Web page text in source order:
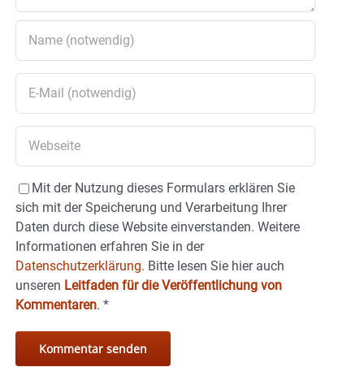
Mit der Nutzung dieses Formulars erklären Sie
sich mit der Speicherung und Verarbeitung Ihrer
Daten durch diese Website einverstanden. Weitere
Informationen erfahren Sie in der
Datenschutzerklärung. Bitte lesen Sie hier auch
unseren Leitfaden für die Veröffentlichung von
Kommentaren. *